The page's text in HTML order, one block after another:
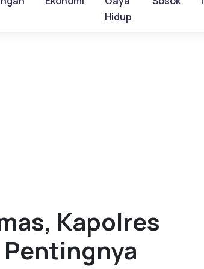
Hidup
Kapolres